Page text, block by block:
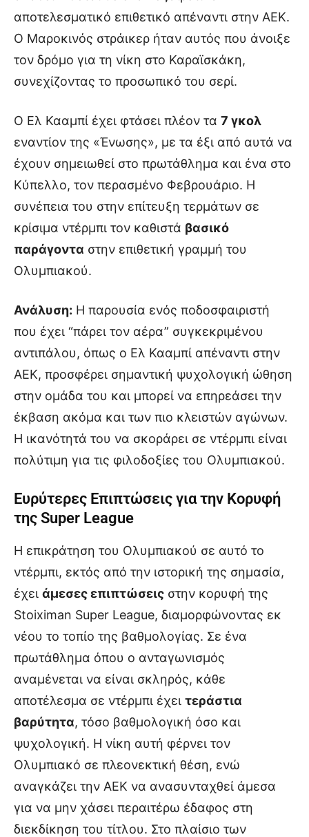
αποτελεσματικό επιθετικό απέναντι στην ΑΕΚ.
Ο Μαροκινός στράικερ ήταν αυτός που άνοιξε
τον δρόμο για τη νίκη στο Καραϊσκάκη,
συνεχίζοντας το προσωπικό του σερί.
Ο Ελ Κααμπί έχει φτάσει πλέον τα 7 γκολ
εναντίον της «Ένωσης», με τα έξι από αυτά να
έχουν σημειωθεί στο πρωτάθλημα και ένα στο
Κύπελλο, τον περασμένο Φεβρουάριο. Η
συνέπεια του στην επίτευξη τερμάτων σε
κρίσιμα ντέρμπι τον καθιστά βασικό
παράγοντα στην επιθετική γραμμή του
Ολυμπιακού.
Ανάλυση: Η παρουσία ενός ποδοσφαιριστή
που έχει “πάρει τον αέρα” συγκεκριμένου
αντιπάλου, όπως ο Ελ Κααμπί απέναντι στην
ΑΕΚ, προσφέρει σημαντική ψυχολογική ώθηση
στην ομάδα του και μπορεί να επηρεάσει την
έκβαση ακόμα και των πιο κλειστών αγώνων.
Η ικανότητά του να σκοράρει σε ντέρμπι είναι
πολύτιμη για τις φιλοδοξίες του Ολυμπιακού.
Ευρύτερες Επιπτώσεις για την Κορυφή
της Super League
Η επικράτηση του Ολυμπιακού σε αυτό το
ντέρμπι, εκτός από την ιστορική της σημασία,
έχει άμεσες επιπτώσεις στην κορυφή της
Stoiximan Super League, διαμορφώνοντας εκ
νέου το τοπίο της βαθμολογίας. Σε ένα
πρωτάθλημα όπου ο ανταγωνισμός
αναμένεται να είναι σκληρός, κάθε
αποτέλεσμα σε ντέρμπι έχει τεράστια
βαρύτητα, τόσο βαθμολογική όσο και
ψυχολογική. Η νίκη αυτή φέρνει τον
Ολυμπιακό σε πλεονεκτική θέση, ενώ
αναγκάζει την ΑΕΚ να ανασυνταχθεί άμεσα
για να μην χάσει περαιτέρω έδαφος στη
διεκδίκηση του τίτλου. Στο πλαίσιο των